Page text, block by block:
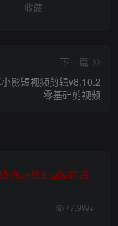
收藏
下一篇
影短视频剪辑v8.10.2
零基础剪视频
-永远找到回家的路
77.9W+